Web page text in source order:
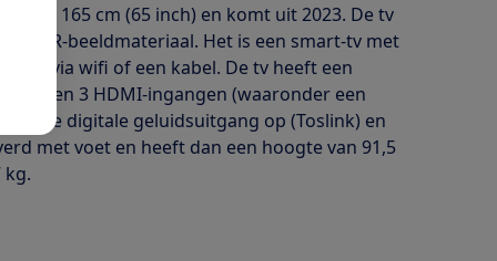
van 165 cm (65 inch) en komt uit 2023. De tv
HDR-beeldmateriaal. Het is een smart-tv met
via wifi of een kabel. De tv heeft een
zitten 3 HDMI-ingangen (waaronder een
digitale geluidsuitgang op (Toslink) en
met voet en heeft dan een hoogte van 91,5
kg.